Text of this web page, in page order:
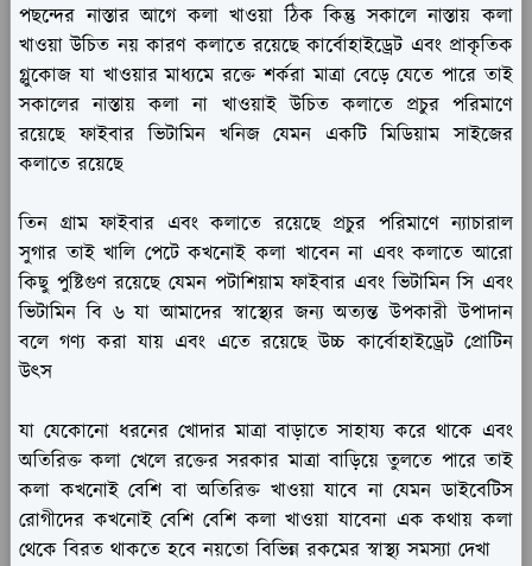
পছন্দের নাস্তার আগে কলা খাওয়া ঠিক কিন্তু সকালে নাস্তায় কলা
খাওয়া উচিত নয় কারণ কলাতে রয়েছে কার্বোহাইড্রেট এবং প্রাকৃতিক
গ্লুকোজ যা খাওয়ার মাধ্যমে রক্তে শর্করা মাত্রা বেড়ে যেতে পারে তাই
সকালের নাস্তায় কলা না খাওয়াই উচিত কলাতে প্রচুর পরিমাণে
রয়েছে ফাইবার ভিটামিন খনিজ যেমন একটি মিডিয়াম সাইজের
কলাতে রয়েছে
তিন গ্রাম ফাইবার এবং কলাতে রয়েছে প্রচুর পরিমাণে ন্যাচারাল
সুগার তাই খালি পেটে কখনোই কলা খাবেন না এবং কলাতে আরো
কিছু পুষ্টিগুণ রয়েছে যেমন পটাশিয়াম ফাইবার এবং ভিটামিন সি এবং
ভিটামিন বি ৬ যা আমাদের স্বাস্থ্যের জন্য অত্যন্ত উপকারী উপাদান
বলে গণ্য করা যায় এবং এতে রয়েছে উচ্চ কার্বোহাইড্রেট প্রোটিন
উৎস
যা যেকোনো ধরনের খোদার মাত্রা বাড়াতে সাহায্য করে থাকে এবং
অতিরিক্ত কলা খেলে রক্তের সরকার মাত্রা বাড়িয়ে তুলতে পারে তাই
কলা কখনোই বেশি বা অতিরিক্ত খাওয়া যাবে না যেমন ডাইবেটিস
রোগীদের কখনোই বেশি বেশি কলা খাওয়া যাবেনা এক কথায় কলা
থেকে বিরত থাকতে হবে নয়তো বিভিন্ন রকমের স্বাস্থ্য সমস্যা দেখা